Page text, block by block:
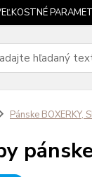
Pánske BOXERKY,